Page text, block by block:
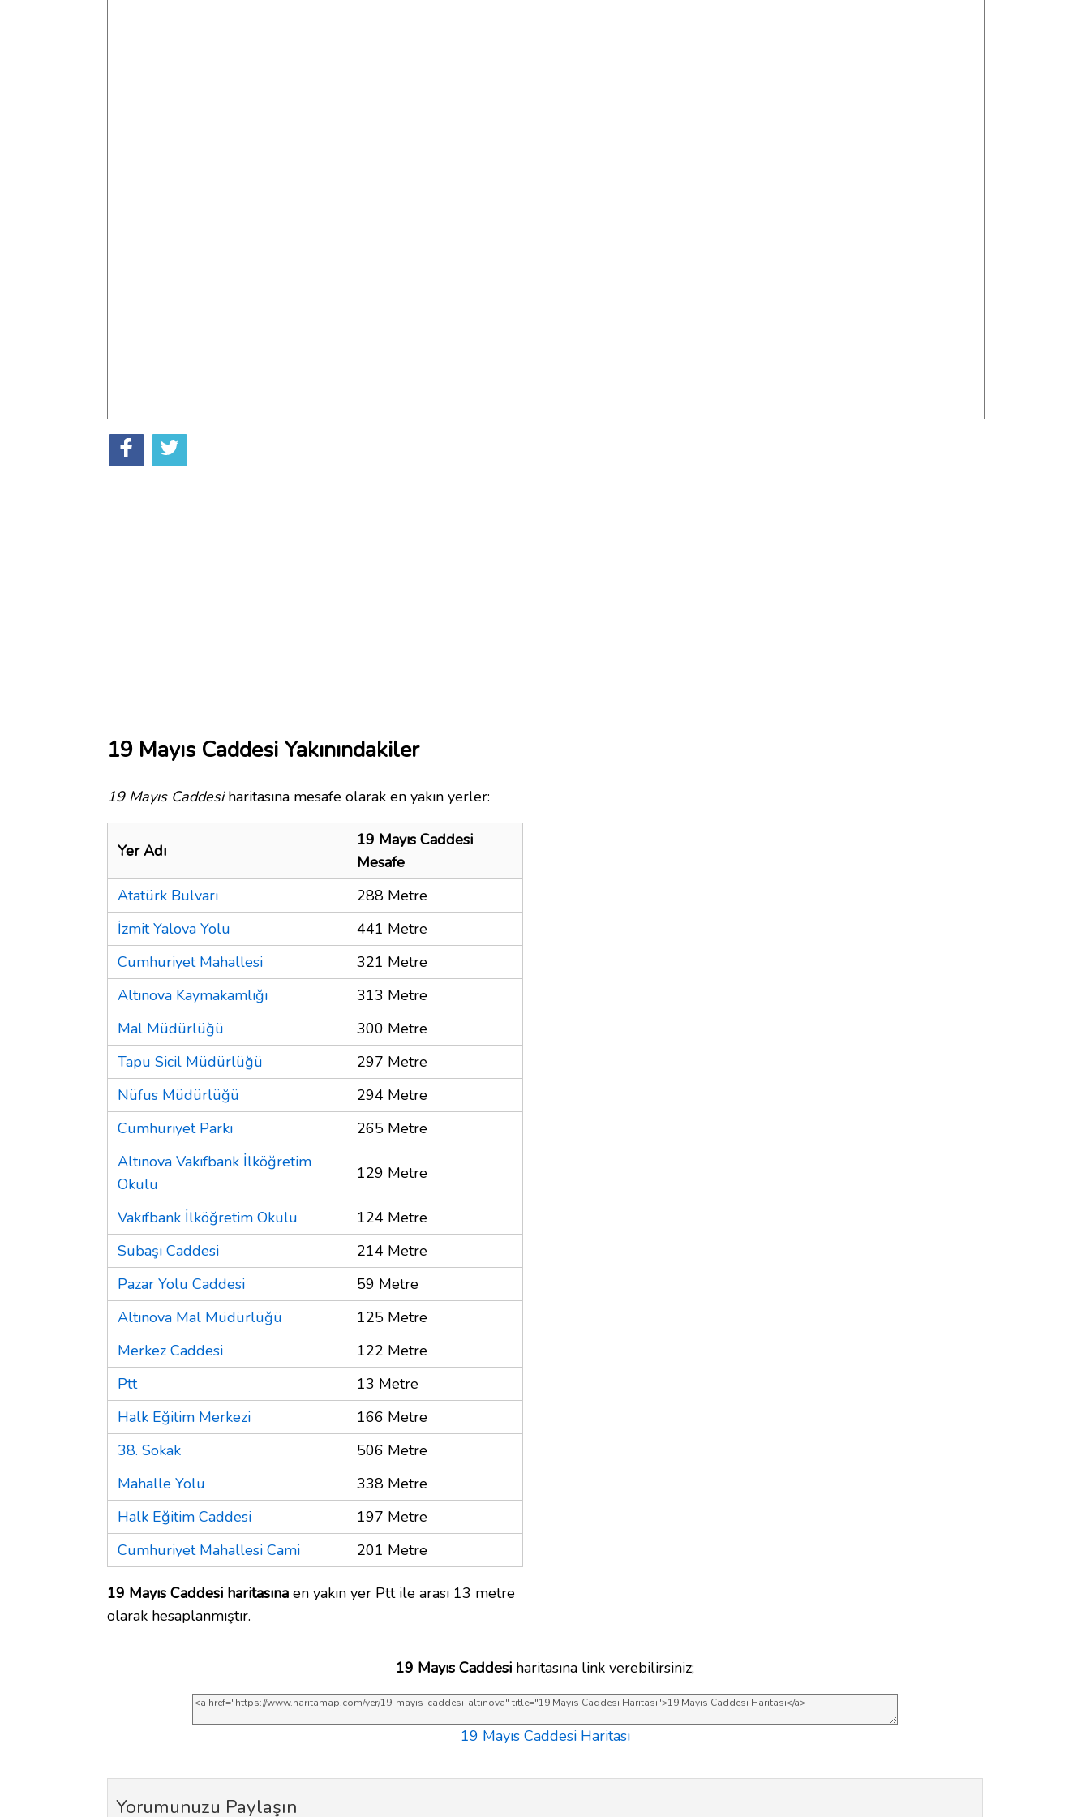
19 Mayıs Caddesi Yakınındakiler
19 Mayıs Caddesiharitasına mesafe olarak en yakın yerler:
Yer Adı
19 Mayıs Caddesi
Mesafe
Atatürk Bulvarı
288 Metre
İzmit Yalova Yolu
441 Metre
Cumhuriyet Mahallesi
321 Metre
Altınova Kaymakamlığı
313 Metre
Mal Müdürlüğü
300 Metre
Tapu Sicil Müdürlüğü
297 Metre
Nüfus Müdürlüğü
294 Metre
Cumhuriyet Parkı
265 Metre
Altınova Vakıfbank İlköğretim
Okulu
129 Metre
Vakıfbank İlköğretim Okulu
124 Metre
Subaşı Caddesi
214 Metre
Pazar Yolu Caddesi
59 Metre
Altınova Mal Müdürlüğü
125 Metre
Merkez Caddesi
122 Metre
Ptt
13 Metre
Halk Eğitim Merkezi
166 Metre
38. Sokak
506 Metre
Mahalle Yolu
338 Metre
Halk Eğitim Caddesi
197 Metre
Cumhuriyet Mahallesi Cami
201 Metre
19 Mayıs Caddesi haritasına en yakın yer Ptt ile arası 13 metre
olarak hesaplanmıştır.
19 Mayıs Caddesi haritasına link verebilirsiniz;
19 Mayıs Caddesi Haritası
Yorumunuzu Paylaşın